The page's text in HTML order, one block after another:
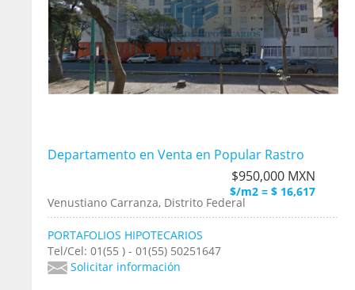
Departamento en Venta en Popular Rastro
$950,000 MXN
$/m2 = $ 16,617
Venustiano Carranza, Distrito Federal
PORTAFOLIOS HIPOTECARIOS
Tel/Cel: 01(55 ) - 01(55) 50251647
Solicitar información